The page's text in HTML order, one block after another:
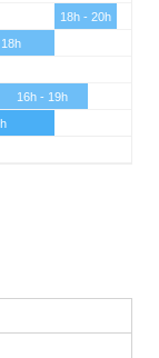
18h - 20h
16h - 19h